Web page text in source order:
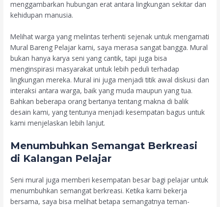
menggambarkan hubungan erat antara lingkungan sekitar dan
kehidupan manusia.
Melihat warga yang melintas terhenti sejenak untuk mengamati
Mural Bareng Pelajar kami, saya merasa sangat bangga. Mural
bukan hanya karya seni yang cantik, tapi juga bisa
menginspirasi masyarakat untuk lebih peduli terhadap
lingkungan mereka. Mural ini juga menjadi titik awal diskusi dan
interaksi antara warga, baik yang muda maupun yang tua.
Bahkan beberapa orang bertanya tentang makna di balik
desain kami, yang tentunya menjadi kesempatan bagus untuk
kami menjelaskan lebih lanjut.
Menumbuhkan Semangat Berkreasi
di Kalangan Pelajar
Seni mural juga memberi kesempatan besar bagi pelajar untuk
menumbuhkan semangat berkreasi. Ketika kami bekerja
bersama, saya bisa melihat betapa semangatnya teman-